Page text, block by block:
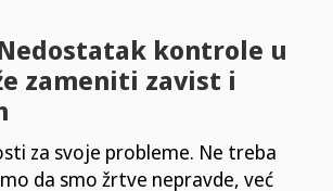
kontrole u
zameniti zavist i
za svoje probleme. Ne treba
da smo žrtve nepravde, već